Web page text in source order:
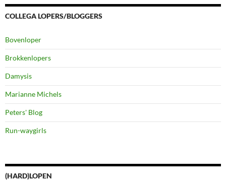
COLLEGA LOPERS/BLOGGERS
Bovenloper
Brokkenlopers
Damysis
Marianne Michels
Peters' Blog
Run-waygirls
(HARD)LOPEN